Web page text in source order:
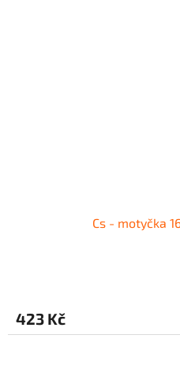
Cs - motyčka
423 Kč